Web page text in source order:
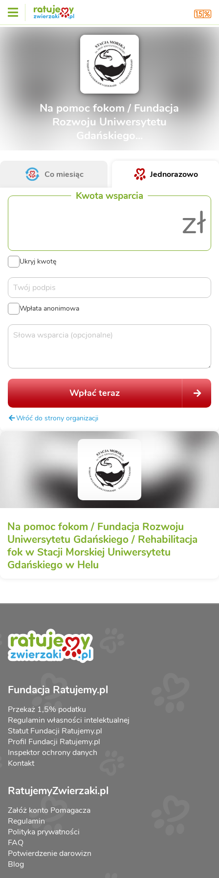
Na pomoc fokom / Fundacja
Rozwoju Uniwersytetu
Gdańskiego...
Co miesiąc Jednorazowo
Kwota wsparcia
zł
Ukryj kwotę
Wpłata anonimowa
Wpłać teraz
Wróć do strony organizacji
Na pomoc fokom / Fundacja Rozwoju
Uniwersytetu Gdańskiego / Rehabilitacja
fok w Stacji Morskiej Uniwersytetu
Gdańskiego w Helu
Fundacja Ratujemy.pl
Przekaż 1,5% podatku
Regulamin własności intelektualnej
Statut Fundacji Ratujemy.pl
Profil Fundacji Ratujemy.pl
Inspektor ochrony danych
Kontakt
RatujemyZwierzaki.pl
Załóż konto Pomagacza
Regulamin
Polityka prywatności
FAQ
Potwierdzenie darowizn
Blog